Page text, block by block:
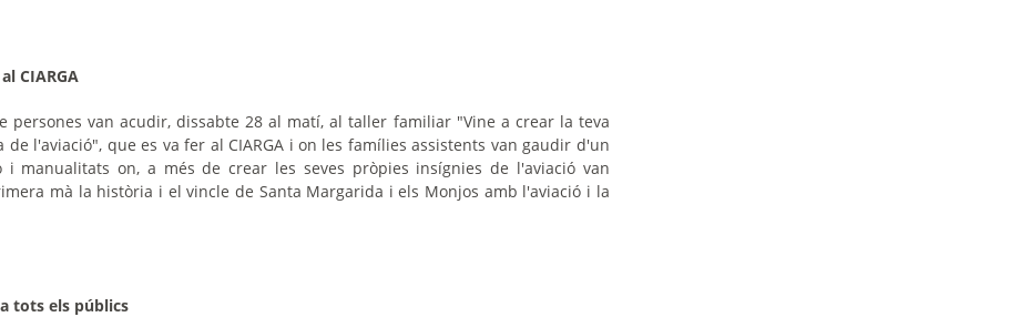
CIARGA
persones van acudir, dissabte 28 al matí, al taller familiar "Vine a crear la teva
de l'aviació", que es va fer al CIARGA i on les famílies assistents van gaudir d'un
i manualitats on, a més de crear les seves pròpies insígnies de l'aviació van
mà la història i el vincle de Santa Margarida i els Monjos amb l'aviació i la
tots els públics